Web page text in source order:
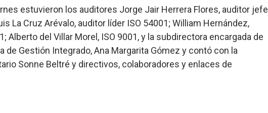
estuvieron los auditores Jorge Jair Herrera Flores, auditor jefe
La Cruz Arévalo, auditor líder ISO 54001; William Hernández,
Alberto del Villar Morel, ISO 9001, y la subdirectora encargada de
de Gestión Integrado, Ana Margarita Gómez y contó con la
Sonne Beltré y directivos, colaboradores y enlaces de